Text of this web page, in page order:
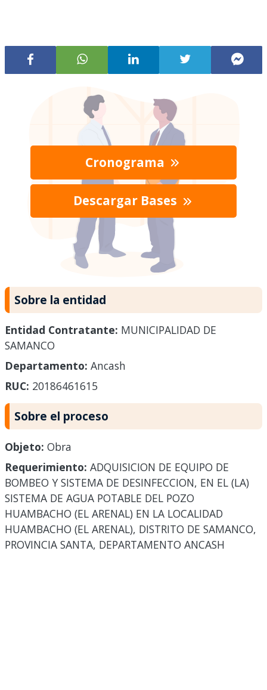
Cronograma
Descargar Bases
Sobre la entidad
Entidad Contratante: MUNICIPALIDAD DE
SAMANCO
Departamento: Ancash
RUC: 20186461615
Sobre el proceso
Objeto: Obra
Requerimiento: ADQUISICION DE EQUIPO DE
BOMBEO Y SISTEMA DE DESINFECCION, EN EL (LA)
SISTEMA DE AGUA POTABLE DEL POZO
HUAMBACHO (EL ARENAL) EN LA LOCALIDAD
HUAMBACHO (EL ARENAL), DISTRITO DE SAMANCO,
PROVINCIA SANTA, DEPARTAMENTO ANCASH